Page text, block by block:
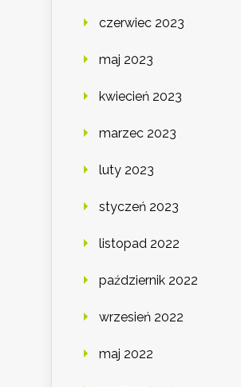
czerwiec 2023
maj 2023
kwiecień 2023
marzec 2023
luty 2023
styczeń 2023
listopad 2022
październik 2022
wrzesień 2022
maj 2022